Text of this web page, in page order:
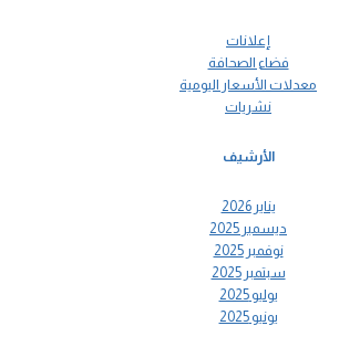
إعلانات
فضاء الصحافة
معدلات الأسعار اليومية
نشريات
الأرشيف
يناير 2026
ديسمبر 2025
نوفمبر 2025
سبتمبر 2025
يوليو 2025
يونيو 2025